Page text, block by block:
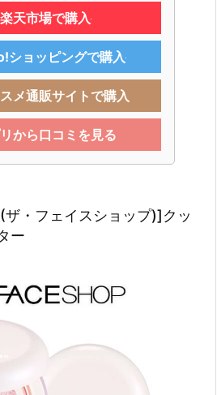
楽天市場で購入
ショッピングで購入
メ通販サイトで購入
から口コミを見る
ザ・フェイスショップ)]クッ
ー